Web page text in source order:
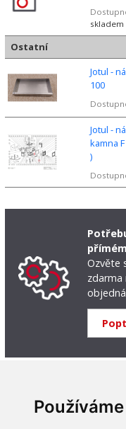
skladem
Ostatní
Jotul -
100
Jotul -
kamna F
)
Ozvěte
zdarma